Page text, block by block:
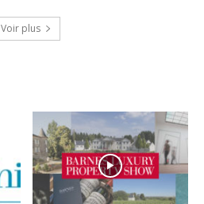
Voir plus